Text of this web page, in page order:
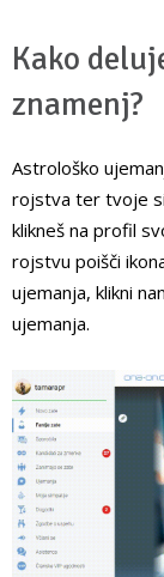
Kako
znamenj?
Astrološko
rojstva ter tvoje
klikneš na profil
rojstvu poišči
ujemanja, klikni
ujemanja.